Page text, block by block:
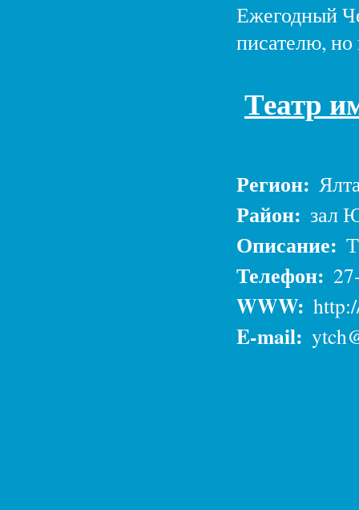
Ежегодный
писателю,
Театр
Регион:
Район: зал
Описание:
Телефон:
WWW:
E-mail: